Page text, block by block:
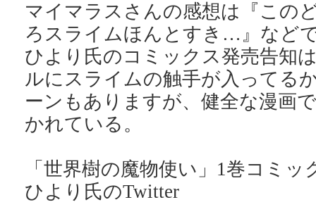
マイマラスさんの感想は『この
ろスライムほんとすき…』など
ひより氏のコミックス発売告知
ルにスライムの触手が入ってる
ーンもありますが、健全な漫画
かれている。
「世界樹の魔物使い」1巻コミッ
ひより氏のTwitter